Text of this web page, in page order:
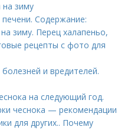
на зиму
Содержание:
зиму. Перец халапеньо,
рецепты с фото для
и вредителей.
на следующий год.
чеснока — рекомендации
для других.. Почему